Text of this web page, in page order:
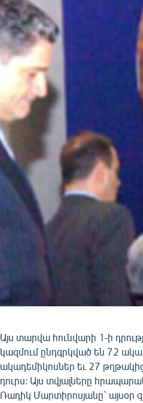
Այս տարվա հունվարի 1-ի
կազմում ընդգրկված են 72
ակադեմիկոսներ եւ 27
դուրս: Այս տվյալները
Ռադիկ Մարտիրոսյանը` այսօր